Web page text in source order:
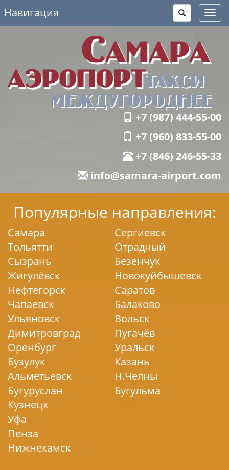
Навигация
+7 (987) 444-55-00
+7 (960) 833-55-00
+7 (846) 246-55-33
info@samara-airport.com
Популярные направления:
Самара
Тольятти
Сызрань
Жигулёвск
Сергиевск
Отрадный
Безенчук
Новокуйбышевск
Нефтегорск
Чапаевск
Ульяновск
Димитровград
Саратов
Балаково
Вольск
Пугачёв
Оренбург
Бузулук
Альметьевск
Бугуруслан
Уральск
Казань
Н.Челны
Бугульма
Кузнецк
Уфа
Пенза
Нижнекамск